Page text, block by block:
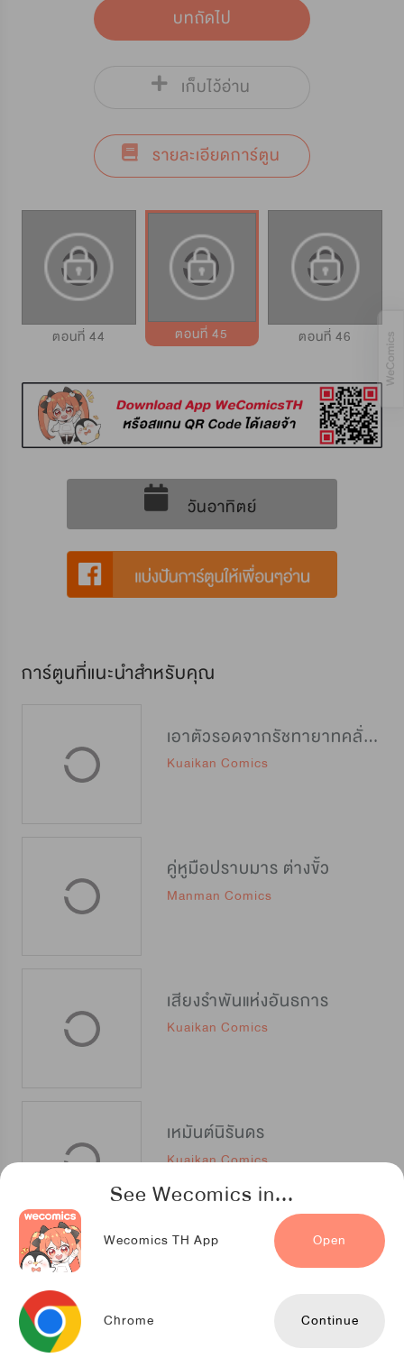
See Wecomics in...
Wecomics TH App Open
Chrome Continue
บทถัดไป
เก็บไว้อ่าน
รายละเอียดการ์ตูน
ตอนที่ 44 ตอนที่ 45 ตอนที่ 46
วันอาทิตย์
การ์ตูนที่แนะนำสำหรับคุณ
เอาตัวรอดจากรัชทายาทคลั่งรัก
Kuaikan Comics
คู่หูมือปราบมาร ต่างขั้ว
Manman Comics
เสียงรำพันแห่งอันธการ
Kuaikan Comics
เหมันต์นิรันดร
Kuaikan Comics
เพราะเจ้าแท้ๆ แผนข้าถึงพัง